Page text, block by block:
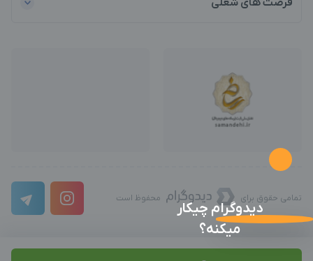
فرصت های شغلی
تمامی حقوق برای محفوظ است
دیدوگرام چیکار
میکنه؟